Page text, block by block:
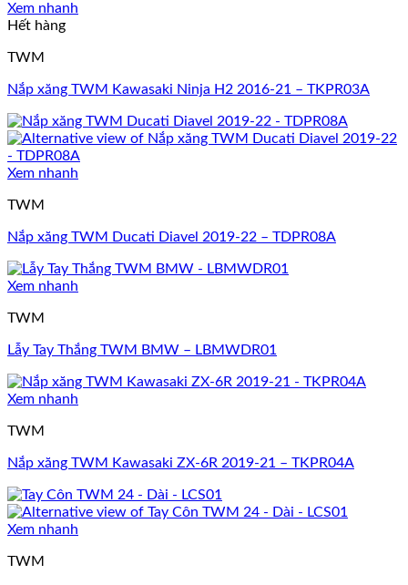
Xem nhanh
Hết hàng
TWM
Nắp xăng TWM Kawasaki Ninja H2 2016-21 – TKPR03A
Xem nhanh
TWM
Nắp xăng TWM Ducati Diavel 2019-22 – TDPR08A
Xem nhanh
TWM
Lẫy Tay Thắng TWM BMW – LBMWDR01
Xem nhanh
TWM
Nắp xăng TWM Kawasaki ZX-6R 2019-21 – TKPR04A
Xem nhanh
TWM